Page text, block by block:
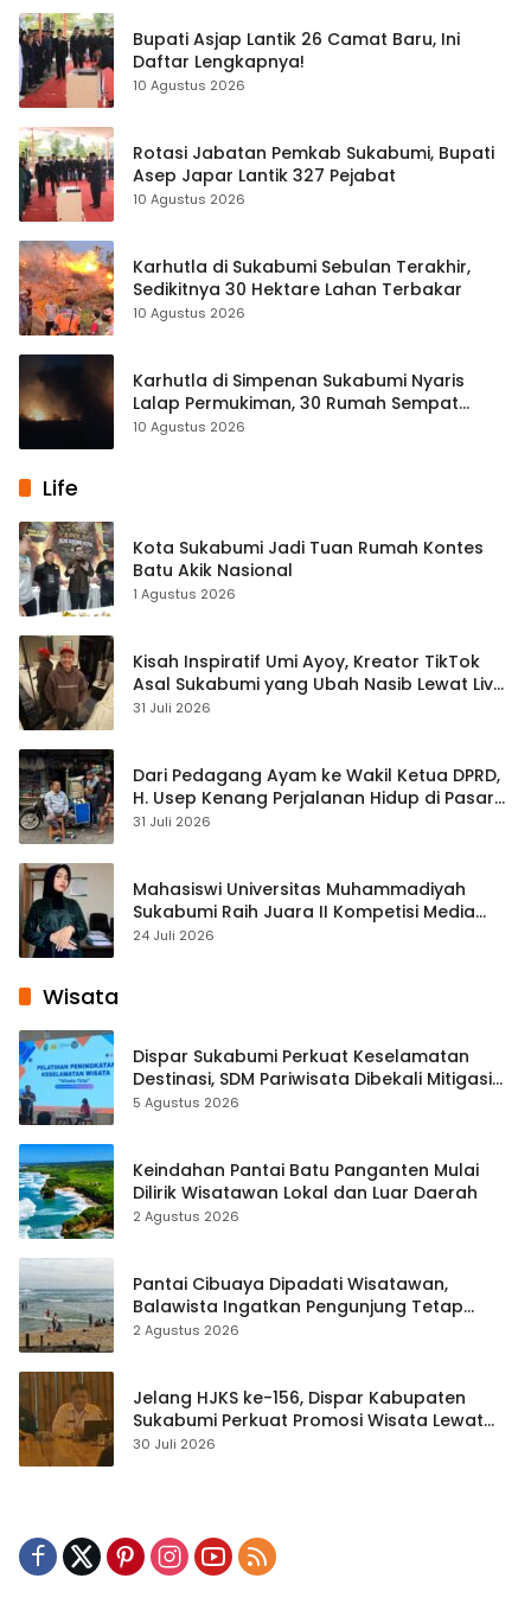
Bupati Asjap Lantik 26 Camat Baru, Ini
Daftar Lengkapnya!
10 Agustus 2026
Rotasi Jabatan Pemkab Sukabumi, Bupati
Asep Japar Lantik 327 Pejabat
10 Agustus 2026
Karhutla di Sukabumi Sebulan Terakhir,
Sedikitnya 30 Hektare Lahan Terbakar
10 Agustus 2026
Karhutla di Simpenan Sukabumi Nyaris
Lalap Permukiman, 30 Rumah Sempat
Terancam
10 Agustus 2026
Life
Kota Sukabumi Jadi Tuan Rumah Kontes
Batu Akik Nasional
1 Agustus 2026
Kisah Inspiratif Umi Ayoy, Kreator TikTok
Asal Sukabumi yang Ubah Nasib Lewat Live
Streaming
31 Juli 2026
Dari Pedagang Ayam ke Wakil Ketua DPRD,
H. Usep Kenang Perjalanan Hidup di Pasar
Cisaat
31 Juli 2026
Mahasiswi Universitas Muhammadiyah
Sukabumi Raih Juara II Kompetisi Media
Pembelajaran Digital Tingkat Internasional
24 Juli 2026
Wisata
Dispar Sukabumi Perkuat Keselamatan
Destinasi, SDM Pariwisata Dibekali Mitigasi
hingga Teknik Evakuasi
5 Agustus 2026
Keindahan Pantai Batu Panganten Mulai
Dilirik Wisatawan Lokal dan Luar Daerah
2 Agustus 2026
Pantai Cibuaya Dipadati Wisatawan,
Balawista Ingatkan Pengunjung Tetap
Waspada
2 Agustus 2026
Jelang HJKS ke-156, Dispar Kabupaten
Sukabumi Perkuat Promosi Wisata Lewat
Publikasi Digital
30 Juli 2026